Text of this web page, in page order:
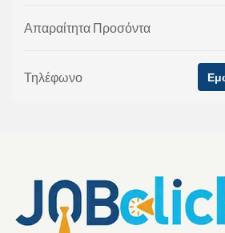
Απαραίτητα Προσόντα
Τηλέφωνο